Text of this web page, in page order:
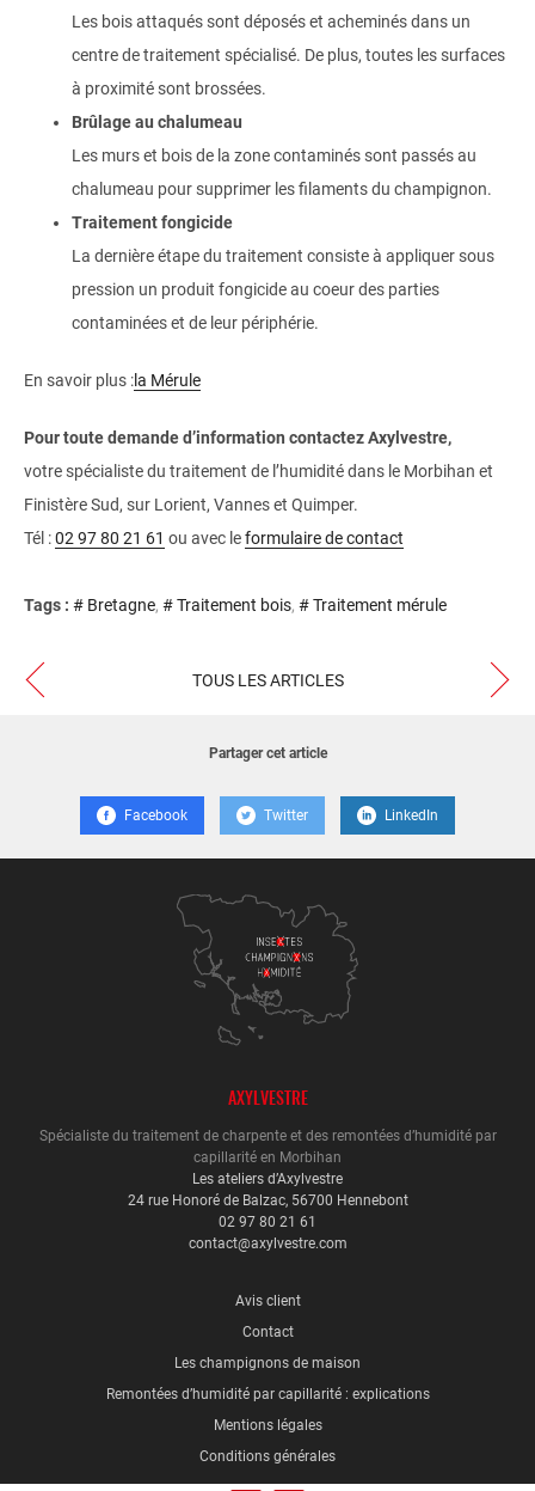
Les bois attaqués sont déposés et acheminés dans un
centre de traitement spécialisé. De plus, toutes les surfaces
à proximité sont brossées.
Brûlage au chalumeau
Les murs et bois de la zone contaminés sont passés au
chalumeau pour supprimer les filaments du champignon.
Traitement fongicide
La dernière étape du traitement consiste à appliquer sous
pression un produit fongicide au coeur des parties
contaminées et de leur périphérie.
En savoir plus :la Mérule
Pour toute demande d’information contactez Axylvestre,
votre spécialiste du traitement de l’humidité dans le Morbihan et
Finistère Sud, sur Lorient, Vannes et Quimper.
Tél :02 97 80 21 61 ou avec leformulaire de contact
Tags : # Bretagne # Traitement bois # Traitement mérule
TOUS LES ARTICLES
Partager cet article
Facebook Twitter LinkedIn
AXYLVESTRE
Spécialiste du traitement de charpente et des remontées d’humidité par
capillarité en Morbihan
Les ateliers d’Axylvestre
24 rue Honoré de Balzac, 56700 Hennebont
02 97 80 21 61
contact@axylvestre.com
Avis client
Contact
Les champignons de maison
Remontées d’humidité par capillarité : explications
Mentions légales
Conditions générales